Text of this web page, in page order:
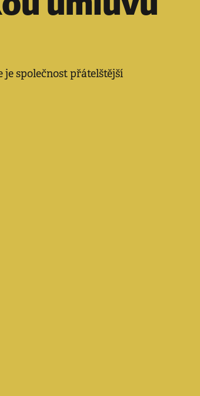
je společnost přátelštější